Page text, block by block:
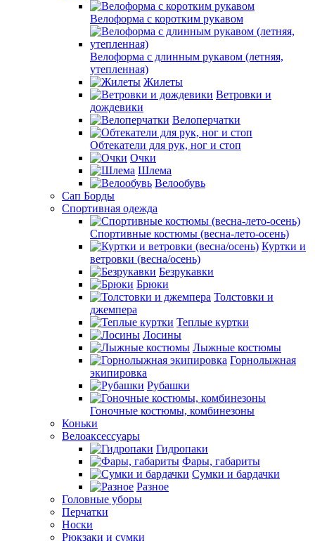
Велоформа с коротким рукавом
Велоформа с длинным рукавом (летняя,
утепленная)
Жилеты
Ветровки и
дождевики
Велоперчатки
Обтекатели для рук, ног и стоп
Очки
Шлема
Велообувь
Сап Борды
Спортивная одежда
Спортивные костюмы (весна-лето-осень)
Куртки и
ветровки (весна/осень)
Безрукавки
Брюки
Толстовки и
джемпера
Теплые куртки
Лосины
Лыжные костюмы
Горнолыжная
экипировка
Рубашки
Гоночные костюмы, комбинезоны
Коньки
Велоаксессуары
Гидропаки
Фары, габариты
Сумки и бардачки
Разное
Головные уборы
Перчатки
Носки
Рюкзаки и сумки